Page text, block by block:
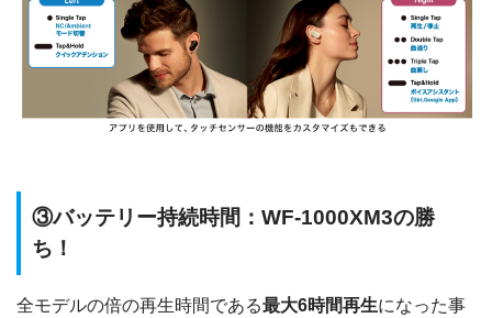
③バッテリー持続時間：WF-1000XM3の勝
ち！
全モデルの倍の再生時間である最大6時間再生になった事